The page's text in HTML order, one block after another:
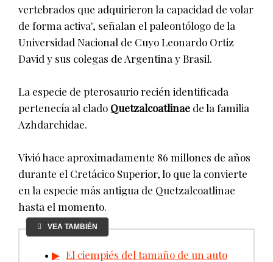
vertebrados que adquirieron la capacidad de volar
de forma activa", señalan el paleontólogo de la
Universidad Nacional de Cuyo Leonardo Ortiz
David y sus colegas de Argentina y Brasil.
La especie de pterosaurio recién identificada
pertenecía al clado Quetzalcoatlinae de la familia
Azhdarchidae.
Vivió hace aproximadamente 86 millones de años
durante el Cretácico Superior, lo que la convierte
en la especie más antigua de Quetzalcoatlinae
hasta el momento.
VEA TAMBIÉN
El ciempiés del tamaño de un auto